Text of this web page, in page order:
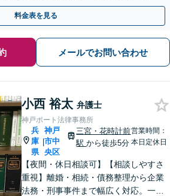
ラブルの解決を目指します。
料金表を見る
メールでお問い合わせ
小西 裕太 弁護士
神戸ポート法律事務所
兵
庫
県
|
神戸
市中
央区
三宮・花時計前
駅から徒歩5分
営業時間：
本日定休日
【夜間・休日相談可】【相談しやすさ
重視】離婚・相続・債務整理から企業
法務・刑事事件まで幅広く対応。一般